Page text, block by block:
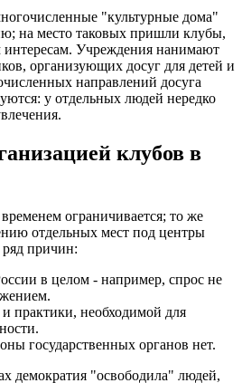
"культурные дома"
на место таковых пришли клубы,
Учреждения нанимают
организующих досуг для детей и
направлений досуга
у отдельных людей нередко
клубов в
ограничивается; то же
отдельных мест под центры
ряд причин:
в целом - например, спрос не
практики, необходимой для
государственных органов нет.
демократия "освободила" людей,